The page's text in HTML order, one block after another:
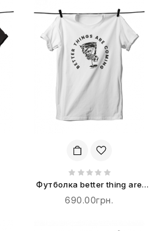
Футболка better thing are
coming
690.00грн.